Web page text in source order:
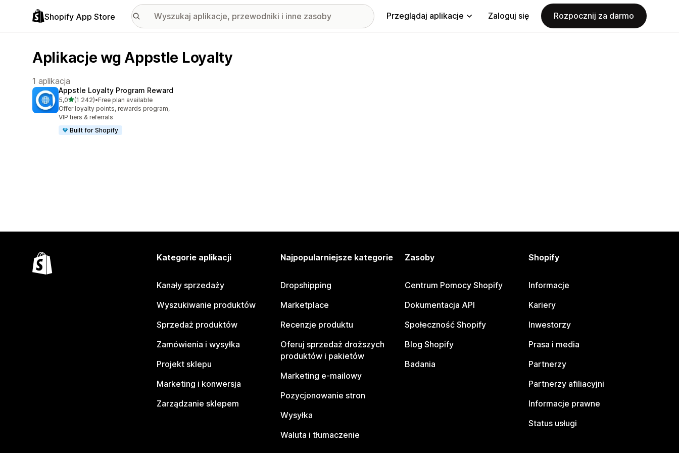
Shopify App Store Przeglądaj aplikacje Zaloguj się Rozpocznij za darmo
Aplikacje wg Appstle Loyalty
1 aplikacja
Appstle Loyalty Program Reward
5,0na 5 gwiazdek
(1 242)
Łączna liczba recenzji: 1242
•Free plan available
Offer loyalty points, rewards program,
VIP tiers & referrals
Built for Shopify
Kategorie aplikacji
Kanały sprzedaży
Wyszukiwanie produktów
Sprzedaż produktów
Zamówienia i wysyłka
Projekt sklepu
Marketing i konwersja
Zarządzanie sklepem
Najpopularniejsze kategorie
Dropshipping
Marketplace
Recenzje produktu
Oferuj sprzedaż droższych
produktów i pakietów
Marketing e-mailowy
Pozycjonowanie stron
Wysyłka
Waluta i tłumaczenie
Zasoby
Centrum Pomocy Shopify
Dokumentacja API
Społeczność Shopify
Blog Shopify
Badania
Shopify
Informacje
Kariery
Inwestorzy
Prasa i media
Partnerzy
Partnerzy afiliacyjni
Informacje prawne
Status usługi